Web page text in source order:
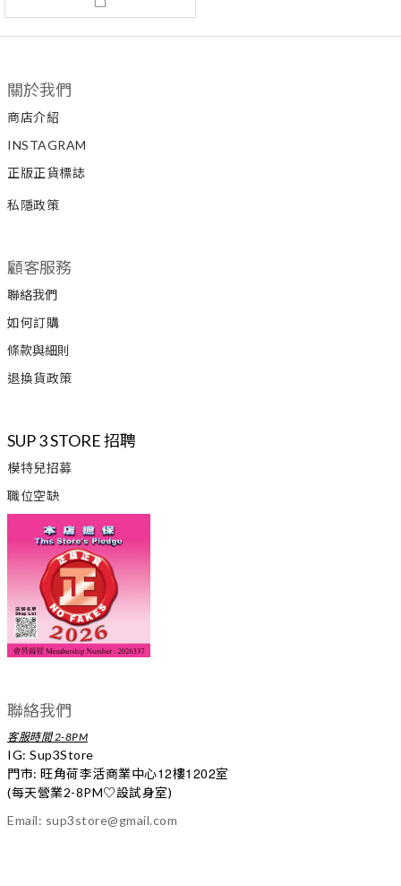
關於我們
商店介紹
INSTAGRAM
正版正貨標誌
私隱政策
顧客服務
聯絡我們
如何訂購
條款與細則
退換貨政策
SUP 3 STORE 招聘
模特兒招募
職位空缺
聯絡我們
客服時間 2-8PM
IG: Sup3Store
門市: 旺角荷李活商業中心12樓1202室
(每天營業2-8PM♡設試身室)
Email: sup3store@gmail.com